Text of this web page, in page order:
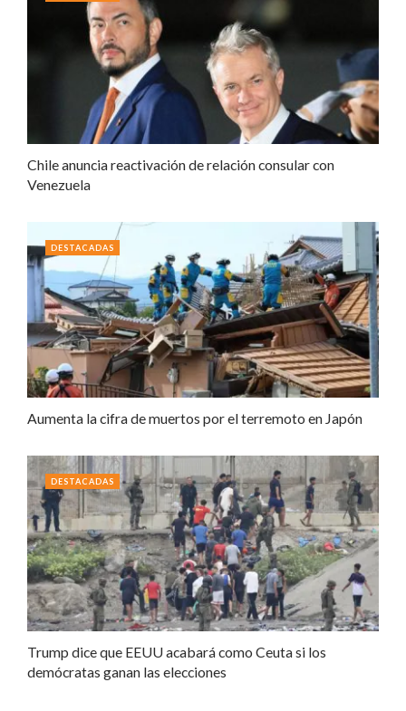
Chile anuncia reactivación de relación consular con
Venezuela
Aumenta la cifra de muertos por el terremoto en Japón
DESTACADAS
Trump dice que EEUU acabará como Ceuta si los
demócratas ganan las elecciones
DESTACADAS